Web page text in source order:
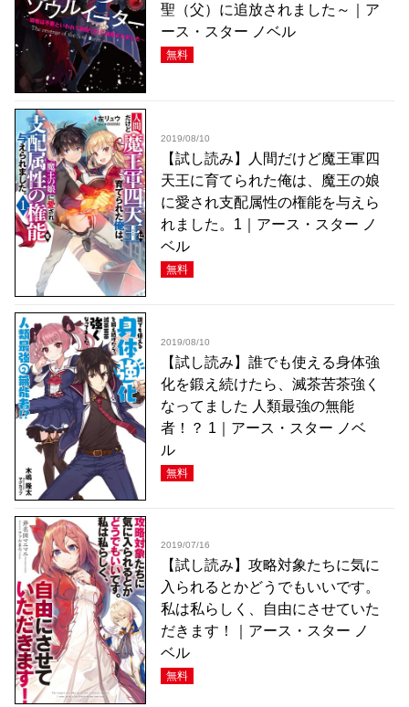
聖（父）に追放されました～｜ア
ース・スター ノベル
無料
2019/08/10
【試し読み】人間だけど魔王軍四
天王に育てられた俺は、魔王の娘
に愛され支配属性の権能を与えら
れました。1｜アース・スター ノ
ベル
無料
2019/08/10
【試し読み】誰でも使える身体強
化を鍛え続けたら、滅茶苦茶強く
なってました 人類最強の無能
者！？ 1｜アース・スター ノベ
ル
無料
2019/07/16
【試し読み】攻略対象たちに気に
入られるとかどうでもいいです。
私は私らしく、自由にさせていた
だきます！｜アース・スター ノ
ベル
無料